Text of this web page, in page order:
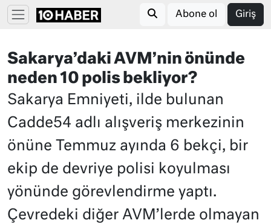
Abone ol Giriş
Sakarya’daki AVM’nin önünde
neden 10 polis bekliyor?
Sakarya Emniyeti, ilde bulunan
Cadde54 adlı alışveriş merkezinin
önüne Temmuz ayında 6 bekçi, bir
ekip de devriye polisi koyulması
yönünde görevlendirme yaptı.
Çevredeki diğer AVM’lerde olmayan